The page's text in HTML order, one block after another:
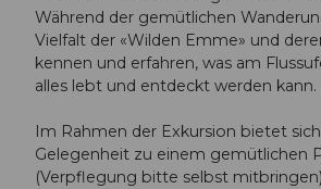
Während der gemütlichen
Vielfalt der «Wilden Emme» und
kennen und erfahren, was am
alles lebt und entdeckt werden kann.
Im Rahmen der Exkursion bietet
Gelegenheit zu einem gemütlichen
(Verpflegung bitte selbst